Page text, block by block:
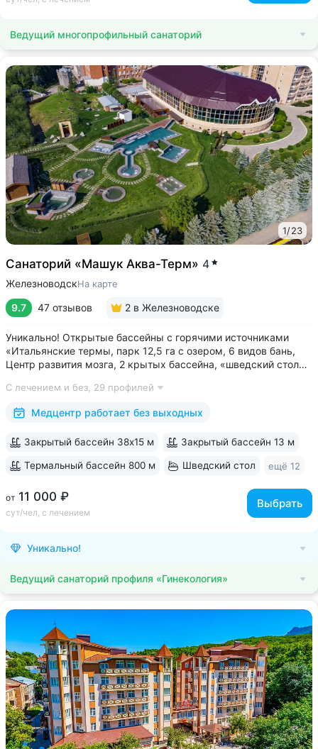
Ведущий многопрофильный санаторий
1/23
Санаторий «Машук Аква-Терм» 4
ЖелезноводскНа карте
9.7 47 отзывов 2 в Железноводске
Уникально! Открытые бассейны с горячими источниками
«Итальянские термы, парк 12,5 га с озером, 6 видов бань,
Центр развития мозга, 2 крытых бассейна, «шведский стол»
большой спа-комплекс, вода «Легенда Кавказа» •
Расположен в уединенном...
С лечением и без, 29 профилей
Медцентр работает без выходных
от 11 000 ₽
сут/чел, с лечением
Выбрать
Закрытый бассейн 38х15 м Закрытый бассейн 13 м
Термальный бассейн 800 м Шведский стол ещё 12
Уникально!
Ведущий санаторий профиля «Гинекология»